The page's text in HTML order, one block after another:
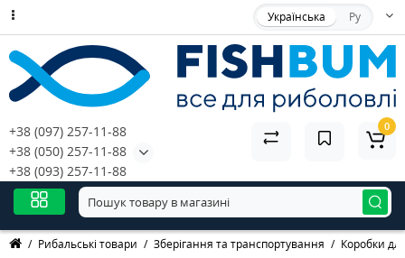
Українська Ру
+38 (097) 257-11-88
+38 (050) 257-11-88
+38 (093) 257-11-88
0
Рибальські товари Зберігання та транспортування Коробки